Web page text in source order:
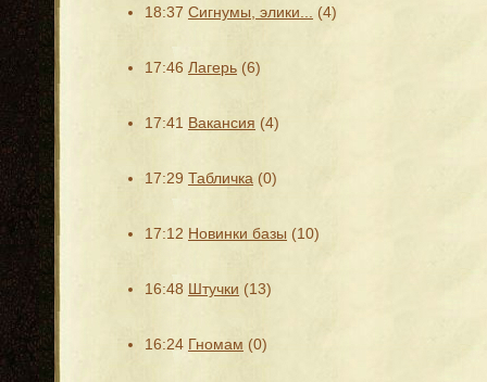
18:37 Сигнумы, элики... (4)
17:46 Лагерь (6)
17:41 Вакансия (4)
17:29 Табличка (0)
17:12 Новинки базы (10)
16:48 Штучки (13)
16:24 Гномам (0)